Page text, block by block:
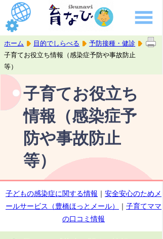
ホーム 目的でしらべる
予防接種・健診
子育てお役立ち情報（感染症予防や事故防止
等）
子育てお役立ち
情報（感染症予
防や事故防止
等）
子どもの感染症に関する情報
安全安心のためメ
ールサービス（豊橋ほっとメール）
子育てママ
の口コミ情報